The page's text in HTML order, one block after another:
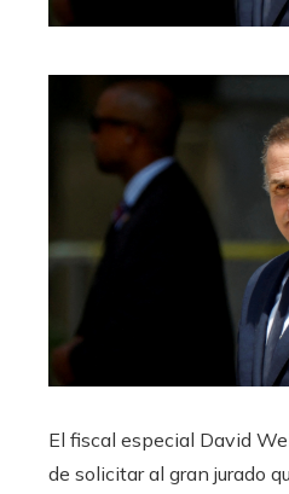
El fiscal especial David
de solicitar al gran jurado